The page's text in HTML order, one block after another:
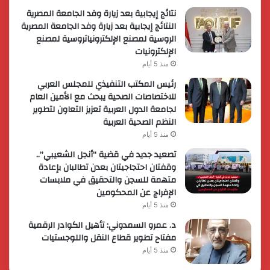
نتائج إيجابية بعد زيارة وفد الجامعة المصرية
النتائج إيجابية بعد زيارة وفد الجامعة المصرية
الروسية لمصنع الإلكترونياتروسية لمصنع
الإلكترونيات
منذ 5 أيام
رئيس المكتب التنفيذي للمجلس العربي
للاختصاصات الصحية يبحث مع الأمين العام
لجامعة الدول العربية تعزيز التعاون لتطوير
النظم الصحية العربية
منذ 5 أيام
تصعيد جديد في قضية “أنجل الشعيبي”..
وقفتان احتجاجيتان بعدن تطالبان بإعادة
متهمة للسجن والتحقيق في ملابسات
الإفراج عن المحكومين
منذ 5 أيام
د. عمرو السمدوني: تأهيل الكوادر الرقمية
مفتاح تطوير قطاع النقل واللوجستيات
منذ 5 أيام